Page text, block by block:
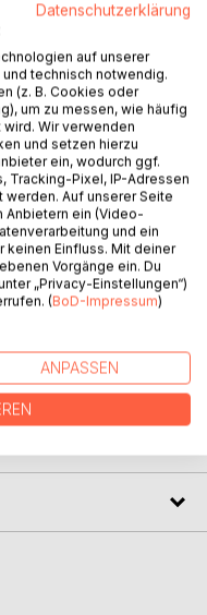
des
www.Haiku-
Auswahlen. Die
vorliegt, wollen
Jahres versammeln
deutschsprachigen
jedes Jahr auch Haiku
Tan-Renga wurden in
Haiku heute
Bedingung, dass die
in diesem Jahr
Datenschutzerklärung
auf unserer
technisch notwendig.
(z. B. Cookies oder
um zu messen, wie häufig
Wir verwenden
und setzen hierzu
ein, wodurch ggf.
Tracking-Pixel, IP-Adressen
Auf unserer Seite
Anbietern ein (Video-
und ein
keinen Einfluss. Mit deiner
Vorgänge ein. Du
„Privacy-Einstellungen“)
(BoD-Impressum)
ANPASSEN